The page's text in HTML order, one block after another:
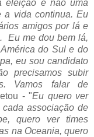
eleição e não uma
a vida continua. Eu
amigos por lá e
Eu me dou bem lá,
do Sul e do
eu sou candidato
precisamos subir
Vamos falar de
- "Eu quero ver
associação de
quero ver times
na Oceania, quero